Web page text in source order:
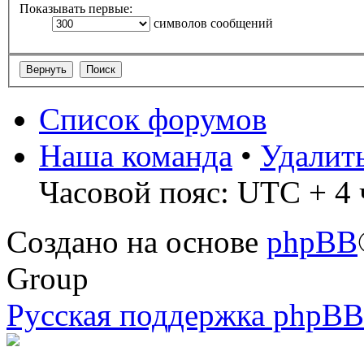
Показывать первые:
символов сообщений
Список форумов
Наша команда •
Часовой пояс: UTC + 4
Создано на основе phpBB
Group
Русская поддержка phpBB